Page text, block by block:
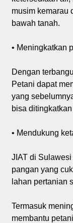
musim kemarau
bawah tanah.
• Meningkatkan
Dengan
Petani dapat
yang
bisa
• Mendukung
JIAT di
pangan yang
lahan pertanian
Termasuk
membantu